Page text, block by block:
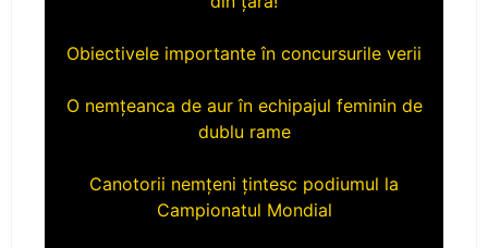
dublu rame
Campionatul Mondial